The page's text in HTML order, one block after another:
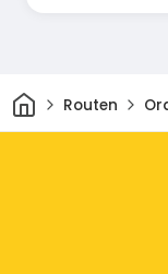
HeimRouten